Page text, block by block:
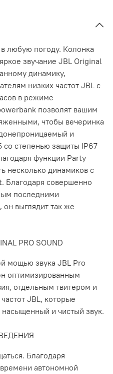
любую погоду. Колонка
звучание JBL Original
динамику,
низких частот JBL с
в режиме
позволят вашим
чтобы вечеринка
и
степенью защиты IP67
функции Party
несколько динамиков с
Благодаря совершенно
последними
выглядит так же
PRO SOUND
мощью звука JBL Pro
оптимизированным
отдельным твитером и
JBL, которые
и чистый звук.
Благодаря
автономной